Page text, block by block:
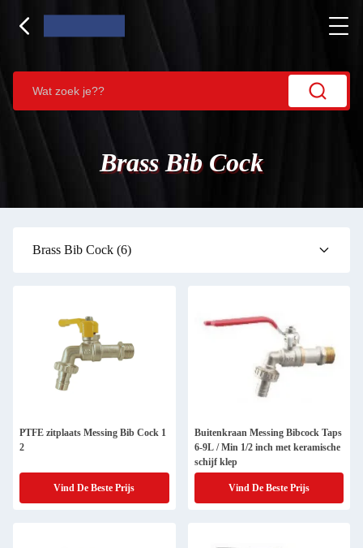
Brass Bib Cock
Brass Bib Cock (6)
PTFE zitplaats Messing Bib Cock 1
2
Vind De Beste Prijs
Buitenkraan Messing Bibcock Taps
6-9L / Min 1/2 inch met keramische
schijf klep
Vind De Beste Prijs